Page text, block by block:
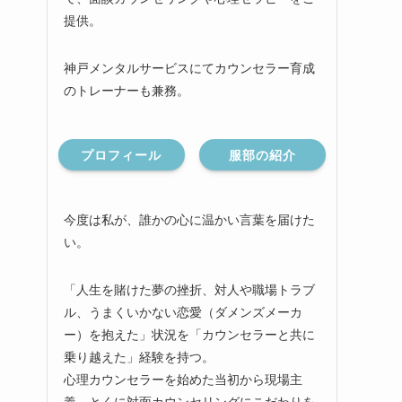
提供。
神戸メンタルサービスにてカウンセラー育成
のトレーナーも兼務。
プロフィール 服部の紹介
今度は私が、誰かの心に温かい言葉を届けた
い。
「人生を賭けた夢の挫折、対人や職場トラブ
ル、うまくいかない恋愛（ダメンズメーカ
ー）を抱えた」状況を「カウンセラーと共に
乗り越えた」経験を持つ。
心理カウンセラーを始めた当初から現場主